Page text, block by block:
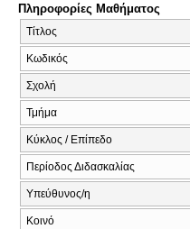
Πληροφορίες Μαθήματος
Τίτλος
Κωδικός
Σχολή
Τμήμα
Κύκλος / Επίπεδο
Περίοδος Διδασκαλίας
Υπεύθυνος/η
Κοινό